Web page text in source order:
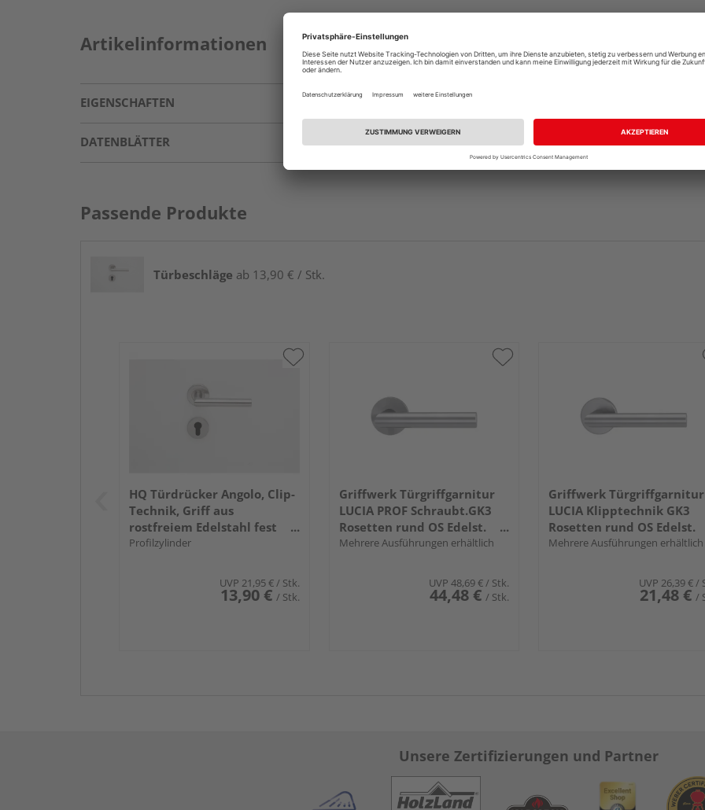
Artikelinformationen
EIGENSCHAFTEN
DATENBLÄTTER
Passende Produkte
Türbeschläge ab 13,90 € / Stk.
HQ Türdrücker Angolo, Clip-
Technik, Griff aus
rostfreiem Edelstahl fest
drehbar gelagert
Profilzylinder
UVP 21,95 €/ Stk.
13,90 € / Stk.
Griffwerk Türgriffgarnitur
LUCIA PROF Schraubt.GK3
Rosetten rund OS Edelst.
ma.
Mehrere Ausführungen erhältlich
UVP 48,69 €/ Stk.
44,48 € / Stk.
Griffwerk Türgriffgarnitur
LUCIA Klipptechnik GK3
Rosetten rund OS Edelst.
ma.
Mehrere Ausführungen erhältlich
UVP 26,39 €/
21,48 € /
Unsere Zertifizierungen und Partner